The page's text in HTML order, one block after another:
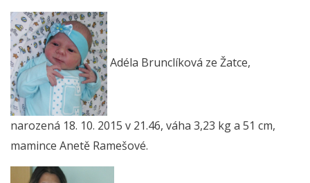
Adéla Brunclíková ze Žatce,
narozená 18. 10. 2015 v 21.46, váha 3,23 kg a 51 cm,
mamince Anetě Ramešové.